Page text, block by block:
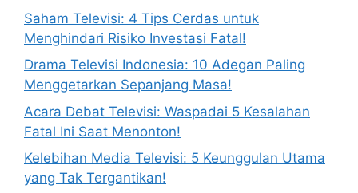
Saham Televisi: 4 Tips Cerdas untuk
Menghindari Risiko Investasi Fatal!
Drama Televisi Indonesia: 10 Adegan Paling
Menggetarkan Sepanjang Masa!
Acara Debat Televisi: Waspadai 5 Kesalahan
Fatal Ini Saat Menonton!
Kelebihan Media Televisi: 5 Keunggulan Utama
yang Tak Tergantikan!